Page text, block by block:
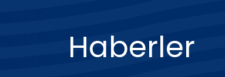
Haberler